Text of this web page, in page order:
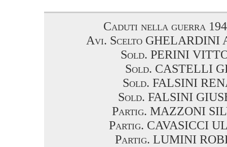
Caduti nella guerra
Avi. Scelto GHELARDINI
Sold. PERINI
Sold. CASTELLI
Sold. FALSINI
Sold. FALSINI
Partig. MAZZONI
Partig. CAVASICCI
Partig. LUMINI